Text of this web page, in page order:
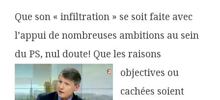
Que son « infiltration » se soit faite avec
l’appui de nombreuses ambitions au sein
du PS, nul doute! Que les raisons
objectives ou
cachées soient